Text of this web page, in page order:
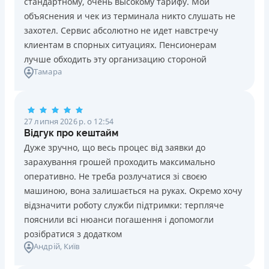
Ліцензія НБУ №10
Вся інформація про кредит
Знижена процентна ставка 0,01% в день для нових
клієнтів на період від 3 до 30 днів (після цього діє
стандартна ставка 1%)
Запитуються лише дані паспорта, ІПН, номер
банківської картки й телефону
Оформляються кредити онлайн 24/7. Розглядаються
кредитною історією
Переказуються гроші на банківську картку відразу
після підписання електронного договору про надання
кредиту
Даруються знижки до -99% постійним клієнтам на
майбутні кредити згідно з програмою лояльності
Програма лояльності для постійних клієнтів
Цілодобова підтримка в Viber, Telegram, Facebook
Недоліки
Нема кредиту для юросіб (ФОП)
объяснения и чек из терминала никто слушать не
захотел. Сервис абсолютно не идет навстречу
клиентам в спорных ситуациях. Пенсионерам
лучше обходить эту организацию стороной
Тамара
27 липня 2026 р. о 12:54
Відгук про кештайм
Дуже зручно, що весь процес від заявки до
зарахування грошей проходить максимально
оперативно. Не треба розлучатися зі своєю
машиною, вона залишається на руках. Окремо хочу
відзначити роботу служби підтримки: терпляче
пояснили всі нюанси погашення і допомогли
розібратися з додатком
Андрій, Київ